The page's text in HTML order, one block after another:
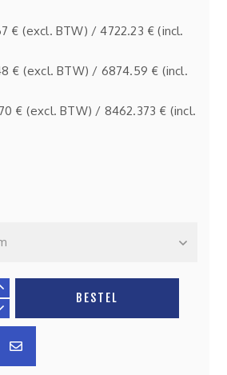
€ (excl. BTW) / 4722.23 € (incl.
€ (excl. BTW) / 6874.59 € (incl.
€ (excl. BTW) / 8462.373 € (incl.
BESTEL